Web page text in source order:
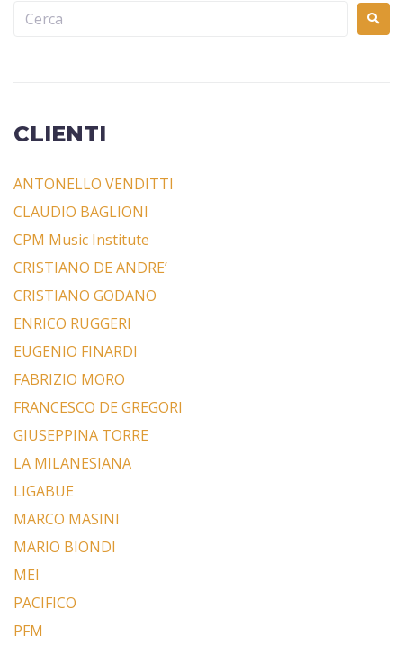
CLIENTI
ANTONELLO VENDITTI
CLAUDIO BAGLIONI
CPM Music Institute
CRISTIANO DE ANDRE’
CRISTIANO GODANO
ENRICO RUGGERI
EUGENIO FINARDI
FABRIZIO MORO
FRANCESCO DE GREGORI
GIUSEPPINA TORRE
LA MILANESIANA
LIGABUE
MARCO MASINI
MARIO BIONDI
MEI
PACIFICO
PFM